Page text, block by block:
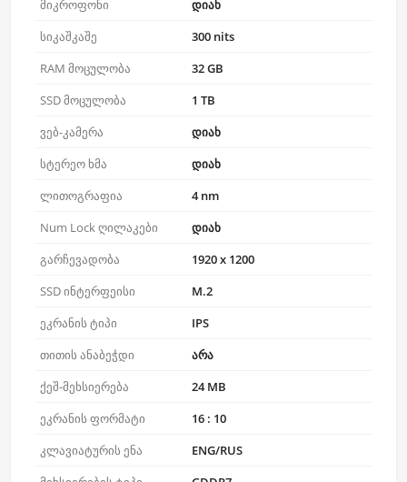
მიკროფონი
დიახ
სიკაშკაშე
300 nits
RAM მოცულობა
32 GB
SSD მოცულობა
1 TB
ვებ-კამერა
დიახ
სტერეო ხმა
დიახ
ლითოგრაფია
4 nm
Num Lock ღილაკები
დიახ
გარჩევადობა
1920 x 1200
SSD ინტერფეისი
M.2
ეკრანის ტიპი
IPS
თითის ანაბეჭდი
არა
ქეშ-მეხსიერება
24 MB
ეკრანის ფორმატი
16 : 10
კლავიატურის ენა
ENG/RUS